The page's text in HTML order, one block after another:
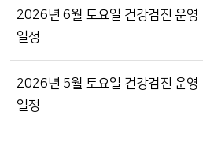
2026년 6월 토요일 건강검진 운영
일정
2026년 5월 토요일 건강검진 운영
일정